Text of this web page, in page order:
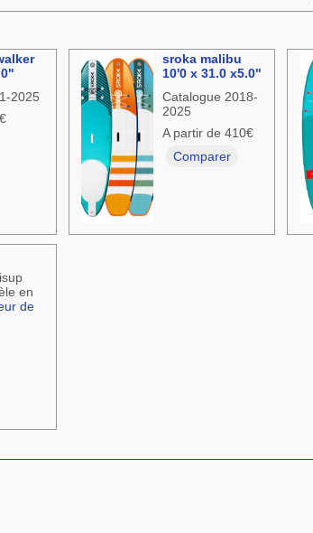
2025
sroka malibu
10'0 x 31.0 x5.0"
Catalogue 2018-
2025
A partir de 410€
Comparer
en
de